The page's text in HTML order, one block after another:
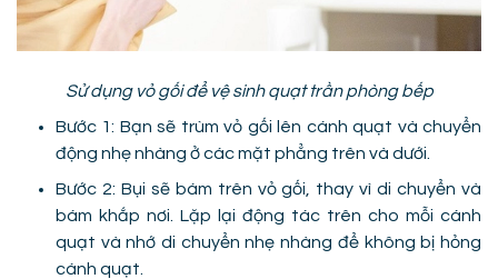
Sử dụng vỏ gối để vệ sinh quạt trần phòng bếp
Bước 1: Bạn sẽ trùm vỏ gối lên cánh quạt và chuyển
động nhẹ nhàng ở các mặt phẳng trên và dưới.
Bước 2: Bụi sẽ bám trên vỏ gối, thay vì di chuyển và
bám khắp nơi. Lặp lại động tác trên cho mỗi cánh
quạt và nhớ di chuyển nhẹ nhàng để không bị hỏng
cánh quạt.